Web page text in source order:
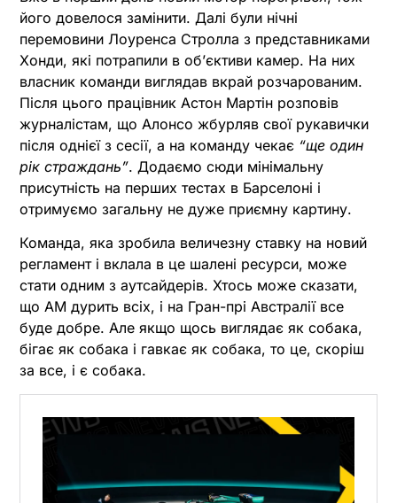
його довелося замінити. Далі були нічні
перемовини Лоуренса Стролла з представниками
Хонди, які потрапили в обʼєктиви камер. На них
власник команди виглядав вкрай розчарованим.
Після цього працівник Астон Мартін розповів
журналістам, що Алонсо жбурляв свої рукавички
після однієї з сесії, а на команду чекає “ще один
рік страждань”. Додаємо сюди мінімальну
присутність на перших тестах в Барселоні і
отримуємо загальну не дуже приємну картину.
Команда, яка зробила величезну ставку на новий
регламент і вклала в це шалені ресурси, може
стати одним з аутсайдерів. Хтось може сказати,
що АМ дурить всіх, і на Гран-прі Австралії все
буде добре. Але якщо щось виглядає як собака,
бігає як собака і гавкає як собака, то це, скоріш
за все, і є собака.